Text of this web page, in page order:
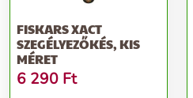
FISKARS XACT
SZEGÉLYEZŐKÉS, KIS
MÉRET
6 290 Ft